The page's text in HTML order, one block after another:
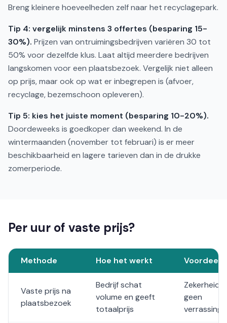
Breng kleinere hoeveelheden zelf naar het recyclagepark.
Tip 4: vergelijk minstens 3 offertes (besparing 15-
30%). Prijzen van ontruimingsbedrijven variëren 30 tot
50% voor dezelfde klus. Laat altijd meerdere bedrijven
langskomen voor een plaatsbezoek. Vergelijk niet alleen
op prijs, maar ook op wat er inbegrepen is (afvoer,
recyclage, bezemschoon opleveren).
Tip 5: kies het juiste moment (besparing 10-20%).
Doordeweeks is goedkoper dan weekend. In de
wintermaanden (november tot februari) is er meer
beschikbaarheid en lagere tarieven dan in de drukke
zomerperiode.
Per uur of vaste prijs?
Methode Hoe het werkt Voordeel
Vaste prijs na
plaatsbezoek
Bedrijf schat
volume en geeft
totaalprijs
Zekerheid,
geen